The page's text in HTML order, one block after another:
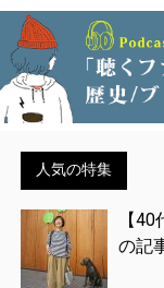
人気の特集
【
の記